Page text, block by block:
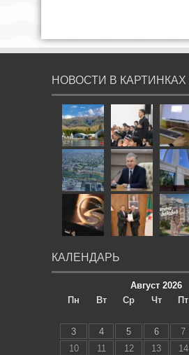
НОВОСТИ В КАРТИНКАХ
КАЛЕНДАРЬ
Август 2026
Пн
Вт Ср Чт Пт
3
4 5 6 7
10
11 12 13 14